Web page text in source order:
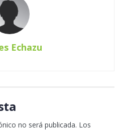
Echazu
no será publicada. Los